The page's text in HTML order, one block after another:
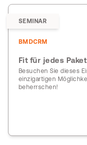
SEMINAR
BMDCRM
Fit für jedes
Besuchen Sie dieses
einzigartigen
beherrschen!